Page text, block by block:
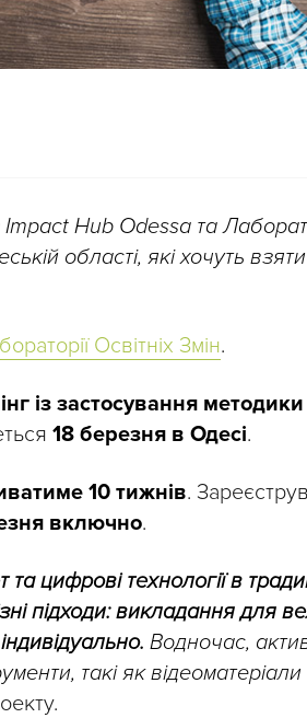
Impact Hub Odessa та
області, які хочуть
Освітніх Змін.
із застосування
18 березня в Одесі.
10 тижнів.
включно.
цифрові технології в
підходи: викладання для
Водночас,
такі як